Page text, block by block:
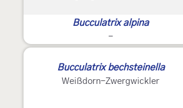
Bucculatrix alpina
-
Bucculatrix bechsteinella
Weißdorn-Zwergwickler